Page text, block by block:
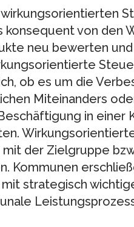
konsequent von den
neu bewerten
ob es um die
Miteinanders
in einer
mit der Zielgruppe
Kommunen
strategisch